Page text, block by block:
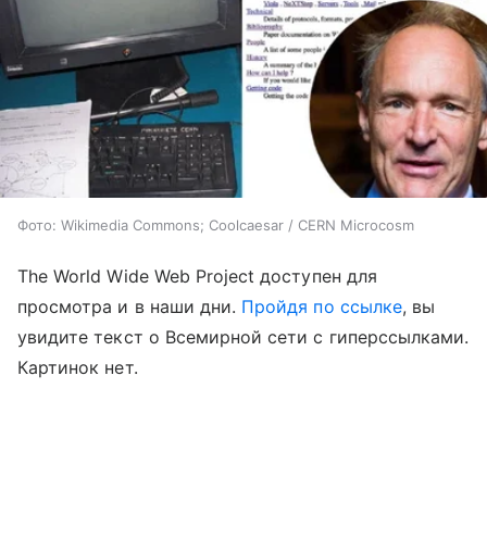
Фото: Wikimedia Commons; Coolcaesar / CERN Microcosm
The World Wide Web Project доступен для
просмотра и в наши дни. Пройдя по ссылке, вы
увидите текст о Всемирной сети с гиперссылками.
Картинок нет.